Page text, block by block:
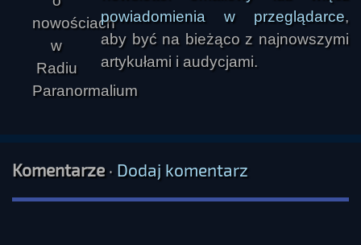
powiadomienia w przeglądarce,
aby być na bieżąco z najnowszymi
artykułami i audycjami.
Komentarze· Dodaj komentarz